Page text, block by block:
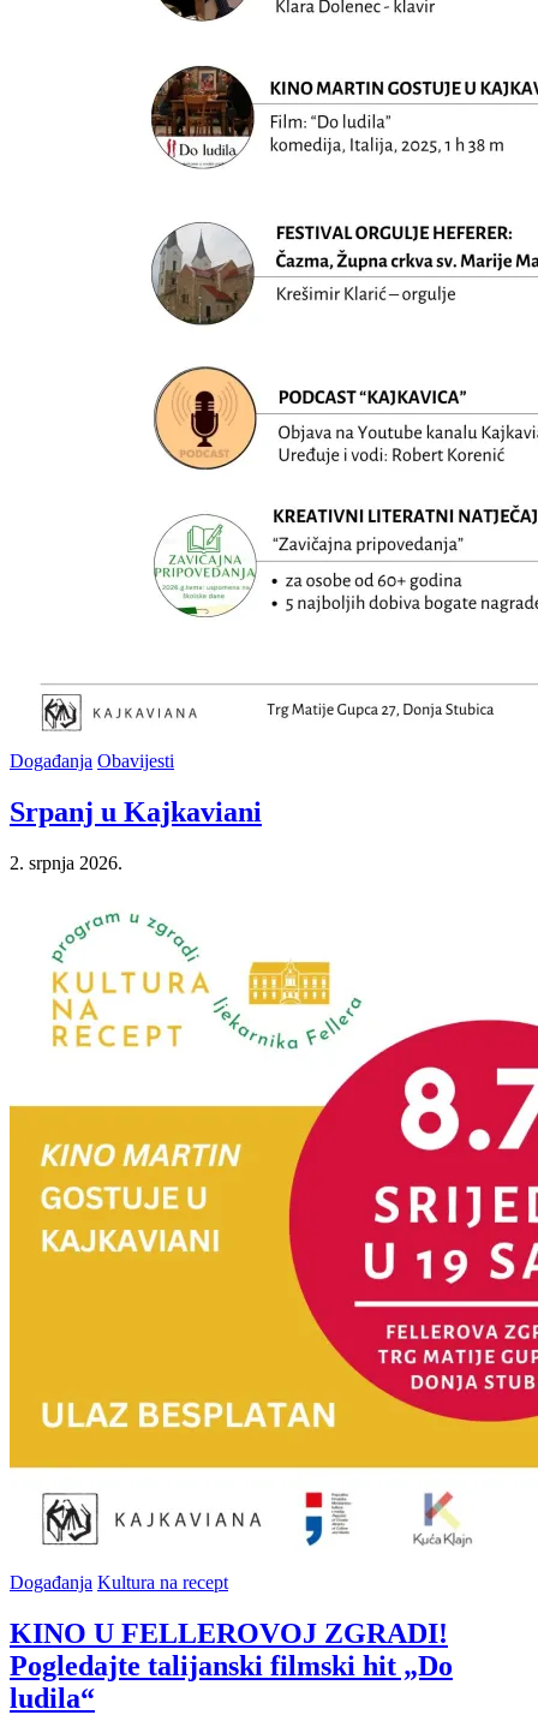
Posted
Događanja Obavijesti
Srpanj u Kajkaviani
2. srpnja 2026.
Posted
Događanja Kultura na recept
KINO U FELLEROVOJ ZGRADI!
Pogledajte talijanski filmski hit „Do
ludila“